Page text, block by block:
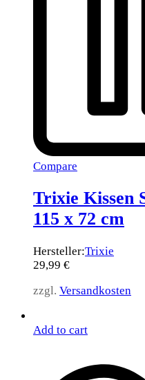
Compare
Trixie Kissen
115 x 72 cm
Hersteller:Trixie
29,99 €
zzgl. Versandkosten
Add to cart